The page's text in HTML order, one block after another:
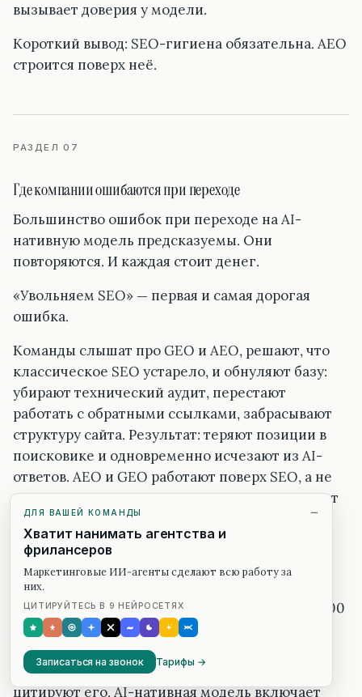
вызывает доверия у модели.
Короткий вывод: SEO-гигиена обязательна. AEO
строится поверх неё.
РАЗДЕЛ 07
Где компании ошибаются при переходе
Большинство ошибок при переходе на AI-
нативную модель предсказуемы. Они
повторяются. И каждая стоит денег.
«Увольняем SEO» — первая и самая дорогая
ошибка.
Команды слышат про GEO и AEO, решают, что
классическое SEO устарело, и обнуляют базу:
убирают технический аудит, перестают
работать с обратными ссылками, забрасывают
структуру сайта. Результат: теряют позиции в
поисковике и одновременно исчезают из AI-
ответов. AEO и GEO работают поверх SEO, а не
вместо него. Нет авторитетности домена — нет
цитирования.
Путают AI-нативную модель с дешёвой
генерацией.
«Купим подписку, нажмём кнопку, получим 200
статей в месяц» — это не AI-нативная модель.
Это контент-завод. Нейросети нынешних LLM
умеют распознавать шаблонный AI slop и не
цитируют его. AI-нативная модель включает
ДЛЯ ВАШЕЙ КОМАНДЫ
Хватит нанимать агентства и
фрилансеров
Маркетинговые ИИ-агенты сделают всю работу за
них.
ЦИТИРУЙТЕСЬ В 9 НЕЙРОСЕТЯХ
Записаться на звонок Тарифы →